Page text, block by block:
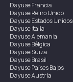
DayuseFrancia
DayuseReino Unido
DayuseEstados Unidos
DayuseItalia
DayuseAlemania
DayuseBélgica
DayuseSuiza
DayuseBrasil
DayusePaíses Bajos
DayuseAustria